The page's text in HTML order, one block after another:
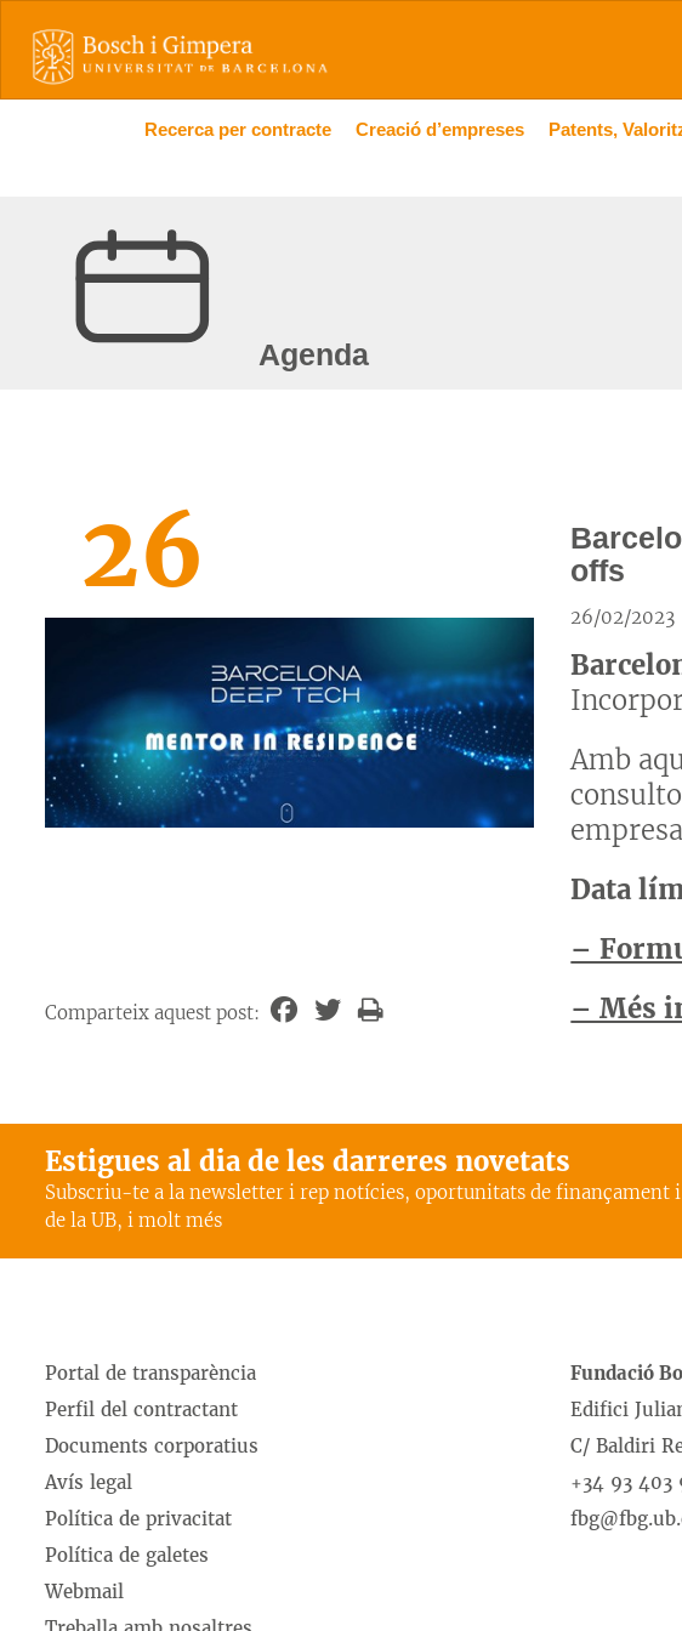
Recerca per contracte Creació d’empreses Patents,
Agenda
26
offs
26/02/2023
Amb
Data
–
– Més
Comparteix aquest post:
Estigues al dia de les darreres novetats
Subscriu-te a la newsletter i rep notícies, oportunitats de finançament
de la UB, i molt més
Portal de transparència
Perfil del contractant
Documents corporatius
Avís legal
Política de privacitat
Política de galetes
Webmail
Fundació
Edifici
C/ Baldiri
+34 93 403